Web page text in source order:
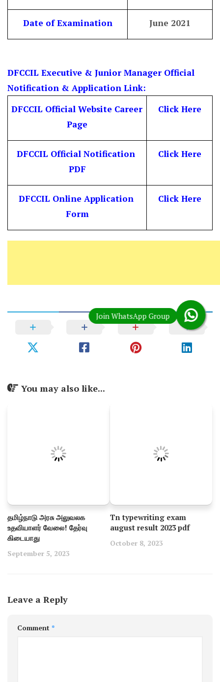
Date of Examination June 2021
DFCCIL Executive & Junior Manager Official
Notification & Application Link:
DFCCIL Official Website Career
Page
Click Here
DFCCIL Official Notification
PDF
Click Here
DFCCIL Online Application
Form
Click Here
You may also like...
தமிழ்நாடு அரசு அலுவலக
உதவியாளர் வேலை! தேர்வு
கிடையாது
September 5, 2023
Tn typewriting exam
august result 2023 pdf
October 8, 2023
Leave a Reply
Comment *